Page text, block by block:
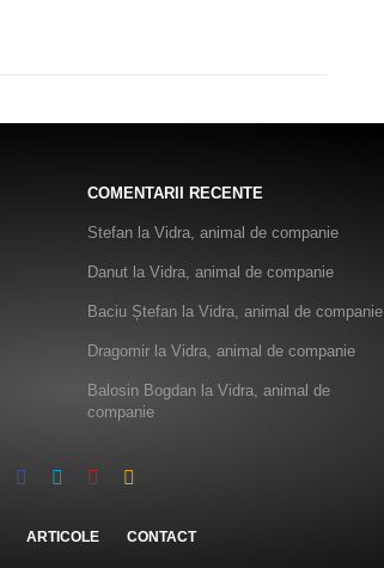
COMENTARII RECENTE
Stefan la Vidra, animal de companie
Danut la Vidra, animal de companie
Baciu Ștefan la Vidra, animal de companie
Dragomir la Vidra, animal de companie
Balosin Bogdan la Vidra, animal de
companie
ARTICOLE CONTACT